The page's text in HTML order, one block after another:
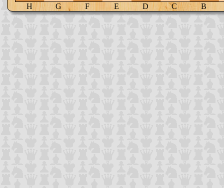
H G F E D C B